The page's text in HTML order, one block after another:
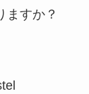
ますか？